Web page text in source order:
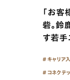
「お
砦。鈴
す若手
キャリア
コネクテ